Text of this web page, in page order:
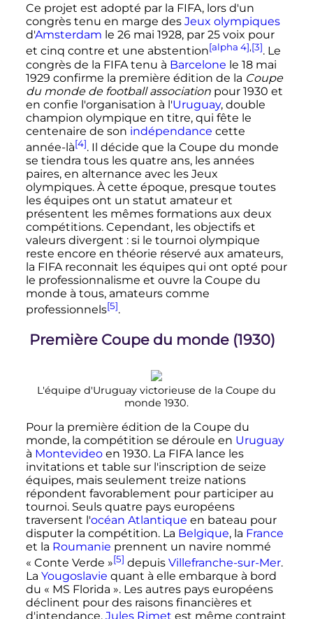
Ce projet est adopté par la FIFA, lors d'un
congrès tenu en marge des Jeux olympiques
d'Amsterdam le 26 mai 1928, par 25 voix pour
et cinq contre et une abstention[alpha 4],[3]. Le
congrès de la FIFA tenu à Barcelone le 18 mai
1929 confirme la première édition de la Coupe
du monde de football associationpour 1930 et
en confie l'organisation à l'Uruguay, double
champion olympique en titre, qui fête le
centenaire de son indépendance cette
année-là[4]. Il décide que la Coupe du monde
se tiendra tous les quatre ans, les années
paires, en alternance avec les Jeux
olympiques. À cette époque, presque toutes
les équipes ont un statut amateur et
présentent les mêmes formations aux deux
compétitions. Cependant, les objectifs et
valeurs divergent : si le tournoi olympique
reste encore en théorie réservé aux amateurs,
la FIFA reconnait les équipes qui ont opté pour
le professionnalisme et ouvre la Coupe du
monde à tous, amateurs comme
professionnels[5].
Première Coupe du monde (1930)
L'équipe d'Uruguay victorieuse de la Coupe du
monde 1930.
Pour la première édition de la Coupe du
monde, la compétition se déroule en Uruguay
à Montevideoen 1930. La FIFA lance les
invitations et table sur l'inscription de seize
équipes, mais seulement treize nations
répondent favorablement pour participer au
tournoi. Seuls quatre pays européens
traversent l'océan Atlantique en bateau pour
disputer la compétition. La Belgique, la France
et la Roumanie prennent un navire nommé
« Conte Verde »[5] depuis Villefranche-sur-Mer.
La Yougoslavie quant à elle embarque à bord
du « MS Florida ». Les autres pays européens
déclinent pour des raisons financières et
d'intendance. Jules Rimet est même contraint